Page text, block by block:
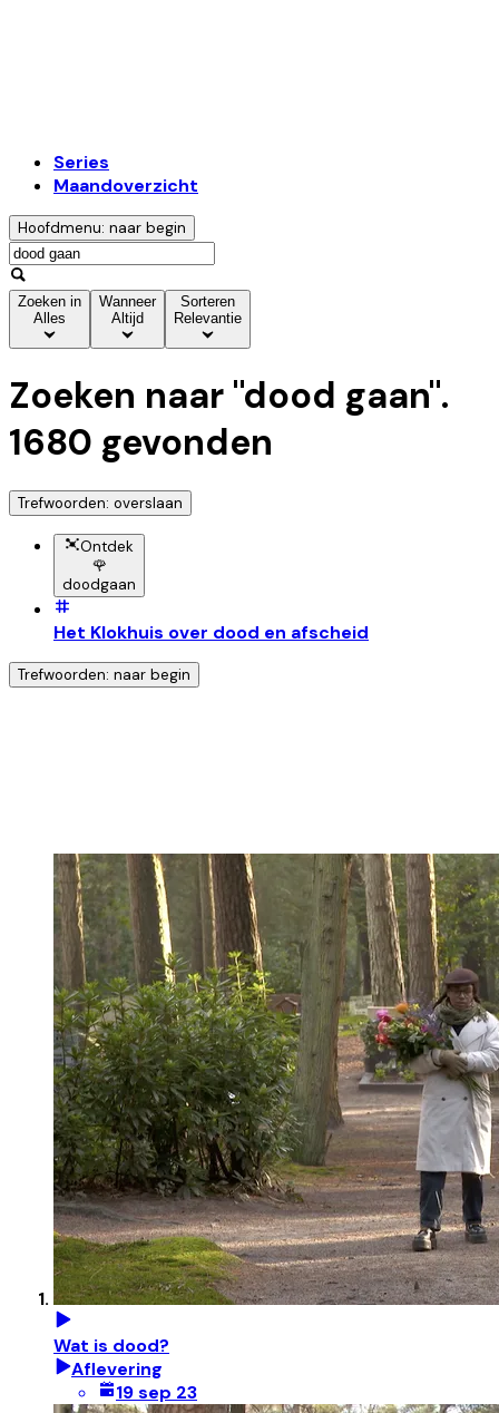
Series
Maandoverzicht
Hoofdmenu: naar begin
Zoeken in
Alles
Wanneer
Altijd
Sorteren
Relevantie
Zoeken naar "dood gaan".
1680 gevonden
Trefwoorden: overslaan
Ontdek
🌹
doodgaan
Het Klokhuis over dood en afscheid
Trefwoorden: naar begin
Wat is dood?
Aflevering
19 sep 23